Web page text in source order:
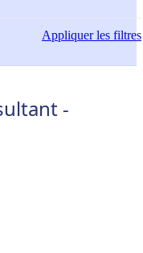
Appliquerles filtres
-